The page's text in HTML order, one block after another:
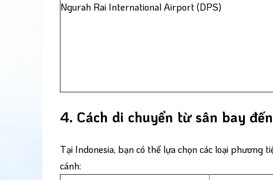
Ngurah Rai International Airport (DPS)
4. Cách di chuyển từ sân bay
Tại Indonesia, bạn có thể lựa chọn các loại phương
cánh: